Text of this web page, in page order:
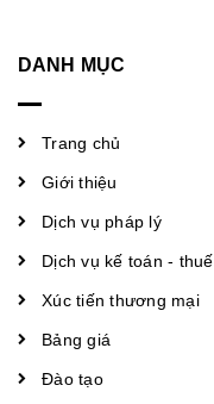
DANH MỤC
Trang chủ
Giới thiệu
Dịch vụ pháp lý
Dịch vụ kế toán - thuế
Xúc tiến thương mại
Bảng giá
Đào tạo